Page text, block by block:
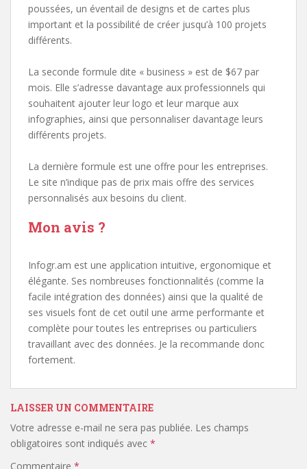
poussées, un éventail de designs et de cartes plus
important et la possibilité de créer jusqu’à 100 projets
différents.
La seconde formule dite « business » est de $67 par
mois. Elle s’adresse davantage aux professionnels qui
souhaitent ajouter leur logo et leur marque aux
infographies, ainsi que personnaliser davantage leurs
différents projets.
La dernière formule est une offre pour les entreprises.
Le site n’indique pas de prix mais offre des services
personnalisés aux besoins du client.
Mon avis ?
Infogr.am est une application intuitive, ergonomique et
élégante. Ses nombreuses fonctionnalités (comme la
facile intégration des données) ainsi que la qualité de
ses visuels font de cet outil une arme performante et
complète pour toutes les entreprises ou particuliers
travaillant avec des données. Je la recommande donc
fortement.
LAISSER UN COMMENTAIRE
Votre adresse e-mail ne sera pas publiée. Les champs
obligatoires sont indiqués avec *
Commentaire *